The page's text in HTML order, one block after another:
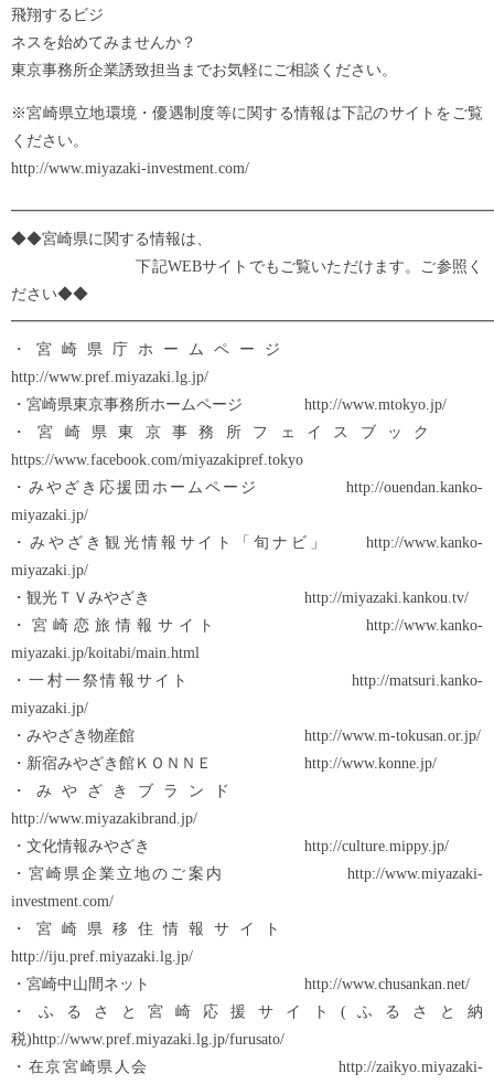
飛翔するビジ
ネスを始めてみませんか？
東京事務所企業誘致担当までお気軽にご相談ください。
※宮崎県立地環境・優遇制度等に関する情報は下記のサイトをご覧
ください。
http://www.miyazaki-investment.com/
◆◆宮崎県に関する情報は、
下記WEBサイトでもご覧いただけます。ご参照く
ださい◆◆
・宮崎県庁ホームページ
http://www.pref.miyazaki.lg.jp/
・宮崎県東京事務所ホームページ http://www.mtokyo.jp/
・宮崎県東京事務所フェイスブック
https://www.facebook.com/miyazakipref.tokyo
・みやざき応援団ホームページ http://ouendan.kanko-
miyazaki.jp/
・みやざき観光情報サイト「旬ナビ」 http://www.kanko-
miyazaki.jp/
・観光ＴＶみやざき http://miyazaki.kankou.tv/
・宮崎恋旅情報サイト http://www.kanko-
miyazaki.jp/koitabi/main.html
・一村一祭情報サイト http://matsuri.kanko-
miyazaki.jp/
・みやざき物産館 http://www.m-tokusan.or.jp/
・新宿みやざき館ＫＯＮＮＥ http://www.konne.jp/
・みやざきブランド
http://www.miyazakibrand.jp/
・文化情報みやざき http://culture.mippy.jp/
・宮崎県企業立地のご案内 http://www.miyazaki-
investment.com/
・宮崎県移住情報サイト
http://iju.pref.miyazaki.lg.jp/
・宮崎中山間ネット http://www.chusankan.net/
・ふるさと宮崎応援サイト(ふるさと納
税)http://www.pref.miyazaki.lg.jp/furusato/
・在京宮崎県人会 http://zaikyo.miyazaki-